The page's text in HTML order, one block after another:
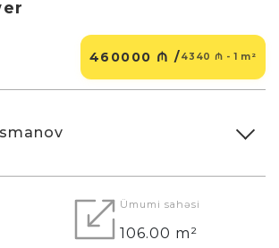
460000 ₼ /4340 ₼ - 1 m²
Ümumi sahəsi
106.00 m²